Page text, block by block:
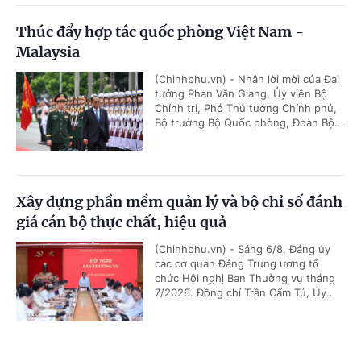
Thúc đẩy hợp tác quốc phòng Việt Nam -
Malaysia
(Chinhphu.vn) - Nhận lời mời của Đại
tướng Phan Văn Giang, Ủy viên Bộ
Chính trị, Phó Thủ tướng Chính phủ,
Bộ trưởng Bộ Quốc phòng, Đoàn Bộ...
Xây dựng phần mềm quản lý và bộ chỉ số đánh
giá cán bộ thực chất, hiệu quả
(Chinhphu.vn) - Sáng 6/8, Đảng ủy
các cơ quan Đảng Trung ương tổ
chức Hội nghị Ban Thường vụ tháng
7/2026. Đồng chí Trần Cẩm Tú, Ủy...